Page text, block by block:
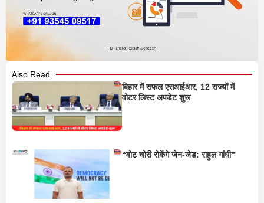
Also Read
बिहार में सफल एसआईआर, 12 राज्यों में
वोटर लिस्ट अपडेट शुरू
“वोट चोरी रोकेंगे जेन-जेड: राहुल गांधी”